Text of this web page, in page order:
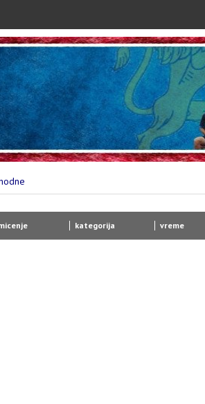
kategorija vreme